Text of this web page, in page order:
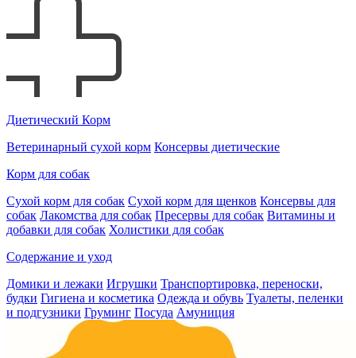
Диетический Корм
Ветеринарный сухой корм Консервы диетические
Корм для собак
Сухой корм для собак Сухой корм для щенков Консервы для
собак Лакомства для собак Пресервы для собак Витамины и
добавки для собак Холистики для собак
Содержание и уход
Домики и лежаки Игрушки Транспортировка, переноски,
будки Гигиена и косметика Одежда и обувь Туалеты, пеленки
и подгузники Груминг Посуда Амуниция